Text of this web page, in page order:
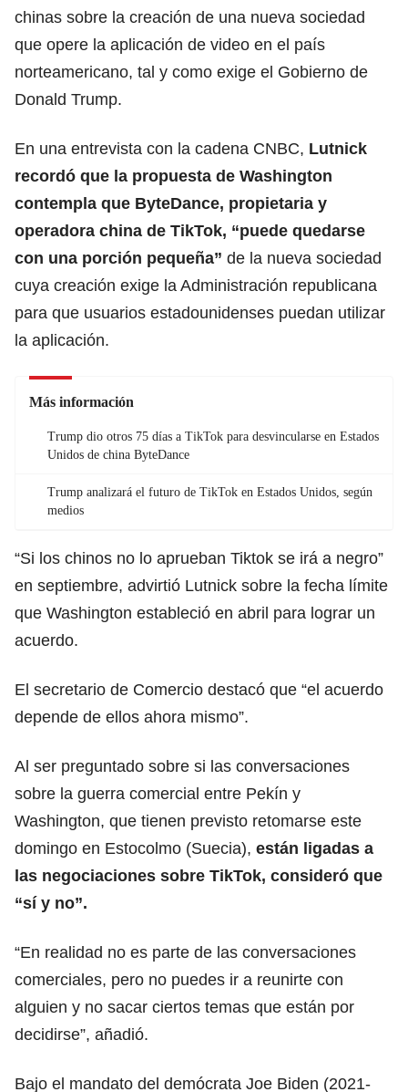
chinas sobre la creación de una nueva sociedad
que opere la aplicación de video en el país
norteamericano, tal y como exige el Gobierno de
Donald Trump.
En una entrevista con la cadena CNBC, Lutnick
recordó que la propuesta de Washington
contempla que ByteDance, propietaria y
operadora china de TikTok, “puede quedarse
con una porción pequeña” de la nueva sociedad
cuya creación exige la Administración republicana
para que usuarios estadounidenses puedan utilizar
la aplicación.
Más información
Trump dio otros 75 días a TikTok para desvincularse en Estados
Unidos de china ByteDance
Trump analizará el futuro de TikTok en Estados Unidos, según
medios
“Si los chinos no lo aprueban Tiktok se irá a negro”
en septiembre, advirtió Lutnick sobre la fecha límite
que Washington estableció en abril para lograr un
acuerdo.
El secretario de Comercio destacó que “el acuerdo
depende de ellos ahora mismo”.
Al ser preguntado sobre si las conversaciones
sobre la guerra comercial entre Pekín y
Washington, que tienen previsto retomarse este
domingo en Estocolmo (Suecia), están ligadas a
las negociaciones sobre TikTok, consideró que
“sí y no”.
“En realidad no es parte de las conversaciones
comerciales, pero no puedes ir a reunirte con
alguien y no sacar ciertos temas que están por
decidirse”, añadió.
Bajo el mandato del demócrata Joe Biden (2021-